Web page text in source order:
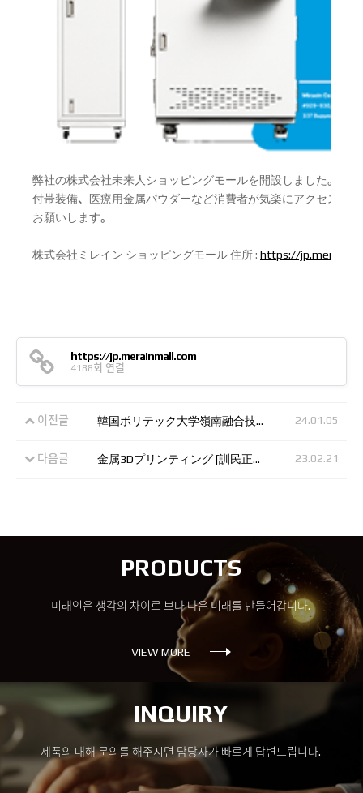
弊社の株式会社未来人ショッピングモールを開設しました。 金
付帯装備、医療用金属パウダーなど消費者が気楽にアクセスで
お願いします。
株式会社ミレイン ショッピングモール 住所 : https://
https://jp.merainmall.com
4188회 연결
이전글 韓国ポリテック大学嶺南融合技術キャンパス納品とユーザー教育遂行 24.01.05
다음글 金属3Dプリンティング [訓民正音エディション「訓」ボールペン] オンラインショッピングモール入店完了。 23.02.21
PRODUCTS
미래인은 생각의 차이로 보다 나은 미래를 만들어갑니다.
VIEW MORE
INQUIRY
제품의 대해 문의를 해주시면 담당자가 빠르게 답변드립니다.